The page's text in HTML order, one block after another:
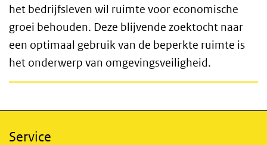
het bedrijfs­leven wil ruimte voor economische
groei behouden. Deze blijvende zoektocht naar
een optimaal gebruik van de beperkte ruimte is
het onder­werp van omgevingsveiligheid.
Service